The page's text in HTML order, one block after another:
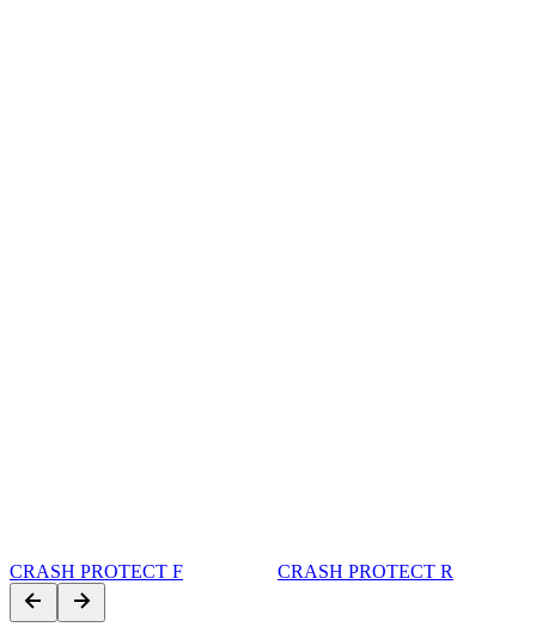
CRASH PROTECT F CRASH PROTECT R